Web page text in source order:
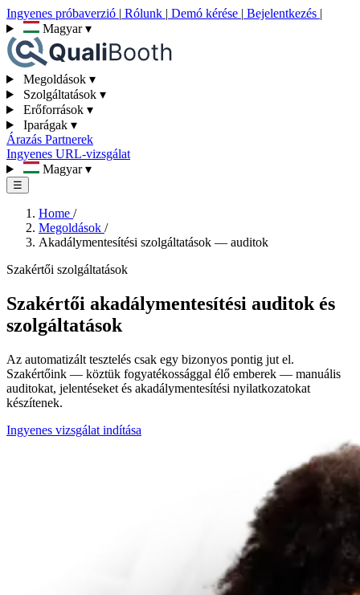
Ingyenes próbaverzió | Rólunk | Demó kérése | Bejelentkezés |
Magyar▾
Megoldások ▾
Szolgáltatások ▾
Erőforrások ▾
Iparágak ▾
Árazás Partnerek
Ingyenes URL-vizsgálat
Magyar▾
☰
Home /
Megoldások /
Akadálymentesítési szolgáltatások — auditok
Szakértői szolgáltatások
Szakértői akadálymentesítési auditok és
szolgáltatások
Az automatizált tesztelés csak egy bizonyos pontig jut el.
Szakértőink — köztük fogyatékossággal élő emberek — manuális
auditokat, jelentéseket és akadálymentesítési nyilatkozatokat
készítenek.
Ingyenes vizsgálat indítása